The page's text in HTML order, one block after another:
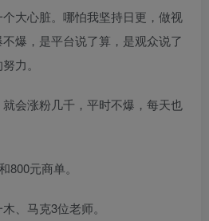
大心脏。哪怕我坚持日更，做视
爆，是平台说了算，是观众说了
力。
会涨粉几千，平时不爆，每天也
800元商单。
、马克3位老师。